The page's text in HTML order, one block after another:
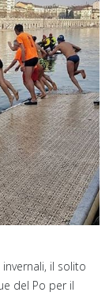
il solito
del Po per il